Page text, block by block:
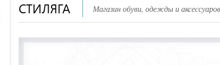
СТИЛЯГА Магазин обуви, одежды и аксессуаров